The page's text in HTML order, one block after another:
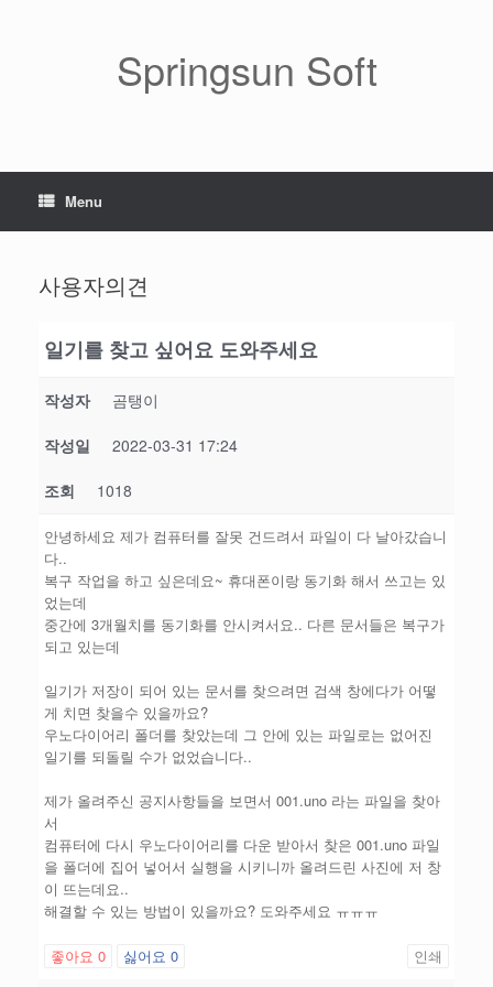
Springsun Soft
Menu
사용자의견
일기를 찾고 싶어요 도와주세요
작성자 곰탱이
작성일 2022-03-31 17:24
조회 1018
안녕하세요 제가 컴퓨터를 잘못 건드려서 파일이 다 날아갔습니
다..
복구 작업을 하고 싶은데요~ 휴대폰이랑 동기화 해서 쓰고는 있
었는데
중간에 3개월치를 동기화를 안시켜서요.. 다른 문서들은 복구가
되고 있는데
일기가 저장이 되어 있는 문서를 찾으려면 검색 창에다가 어떻
게 치면 찾을수 있을까요?
우노다이어리 폴더를 찾았는데 그 안에 있는 파일로는 없어진
일기를 되돌릴 수가 없었습니다..
제가 올려주신 공지사항들을 보면서 001.uno 라는 파일을 찾아
서
컴퓨터에 다시 우노다이어리를 다운 받아서 찾은 001.uno 파일
을 폴더에 집어 넣어서 실행을 시키니까 올려드린 사진에 저 창
이 뜨는데요..
해결할 수 있는 방법이 있을까요? 도와주세요 ㅠㅠㅠ
좋아요 0 싫어요 0 인쇄